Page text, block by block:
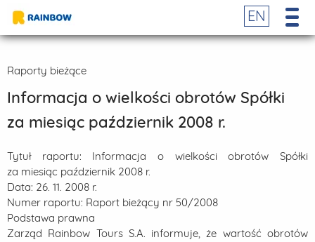
EN
Raporty bieżące
Informacja o wielkości obrotów Spółki
za miesiąc październik 2008 r.
Tytuł raportu: Informacja o wielkości obrotów Spółki
za miesiąc październik 2008 r.
Data: 26. 11. 2008 r.
Numer raportu: Raport bieżący nr 50/2008
Podstawa prawna
Zarząd Rainbow Tours S.A. informuje, że wartość obrotów